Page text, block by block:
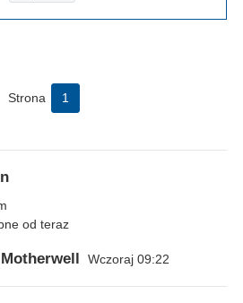
Strona 1
od teraz
Motherwell Wczoraj 09:22